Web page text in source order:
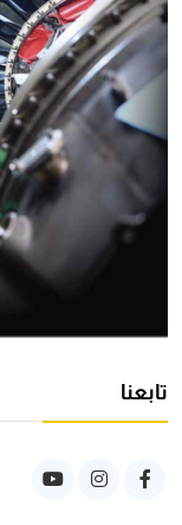
تابعنا